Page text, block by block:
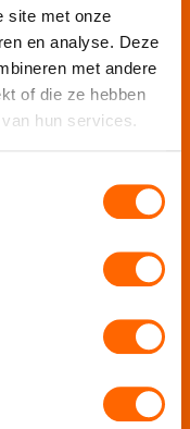
site met onze
en analyse. Deze
met andere
of die ze hebben
hun services.